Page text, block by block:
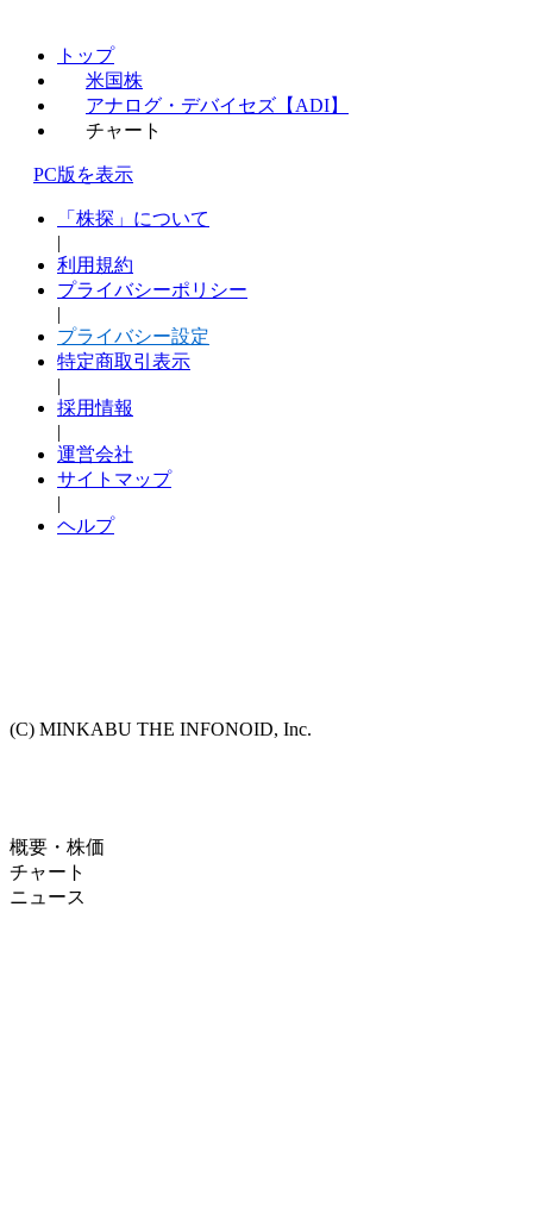
トップ
米国株
アナログ・デバイセズ【ADI】
チャート
PC版を表示
「株探」について
|
利用規約
プライバシーポリシー
|
プライバシー設定
特定商取引表示
|
採用情報
|
運営会社
サイトマップ
|
ヘルプ
(C) MINKABU THE INFONOID, Inc.
概要・株価
チャート
ニュース